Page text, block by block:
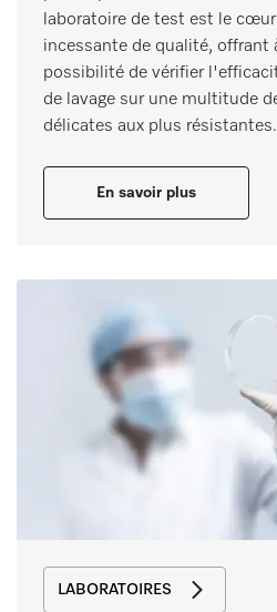
laboratoire de test est le
incessante de qualité, offrant
possibilité de vérifier
de lavage sur une multitude
délicates aux plus résistantes.
En savoir plus
LABORATOIRES